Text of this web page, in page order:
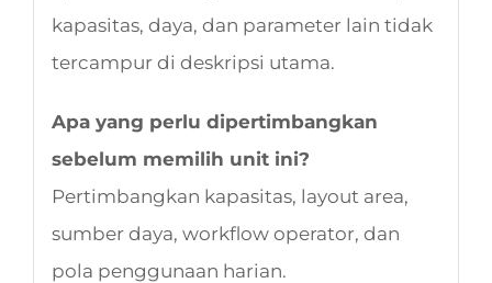
kapasitas, daya, dan parameter lain tidak
tercampur di deskripsi utama.
Apa yang perlu dipertimbangkan
sebelum memilih unit ini?
Pertimbangkan kapasitas, layout area,
sumber daya, workflow operator, dan
pola penggunaan harian.